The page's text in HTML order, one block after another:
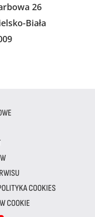
26
Biała
COOKIES
COOKIE